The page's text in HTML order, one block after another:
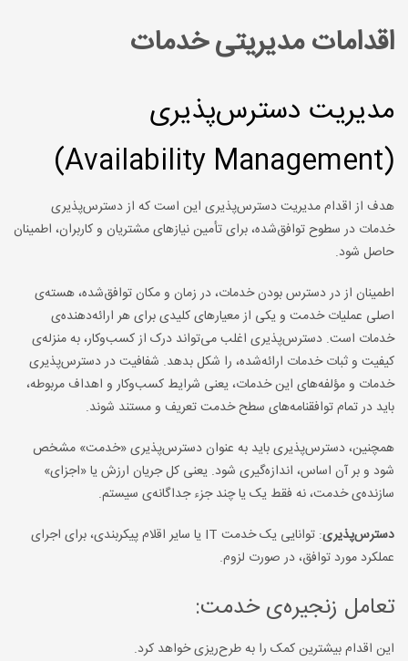
اقدامات مدیریتی خدمات
مدیریت دسترس‌پذیری
(Availability Management)
هدف از اقدام مدیریت دسترس‌پذیری این است که از دسترس‌پذیری
خدمات در سطوح توافق‌شده، برای تأمین نیازهای مشتریان و کاربران، اطمینان
حاصل شود.
اطمینان از در دسترس بودن خدمات، در زمان و مکان توافق‌شده، هسته‌ی
اصلی عملیات خدمت و یکی از معیارهای کلیدی برای هر ارائه‌دهنده‌ی
خدمات است. دسترس‌پذیری اغلب می‌تواند درک از کسب‌وکار، به منزله‌ی
کیفیت و ثبات خدمات ارائه‌شده، را شکل بدهد. شفافیت در دسترس‌پذیری
خدمات و مؤلفه‌های این خدمات، یعنی شرایط کسب‌وکار و اهداف مربوطه،
باید در تمام توافقنامه‌های سطح خدمت تعریف و مستند شوند.
همچنین، دسترس‌پذیری باید به عنوان دسترس‌‌پذیری «خدمت» مشخص
شود و بر آن اساس، اندازه‌گیری شود. یعنی کل جریان ارزش یا «اجزای»
سازنده‌ی خدمت، نه فقط یک یا چند جزء جداگانه‌ی سیستم.
دسترس‌پذیری
: توانایی یک خدمت IT یا سایر اقلام پیکربندی، برای اجرای
عملکرد مورد توافق، در صورت لزوم.
تعامل زنجیره‌ی خدمت:
این اقدام بیشترین کمک را به طرح‌ریزی خواهد کرد.